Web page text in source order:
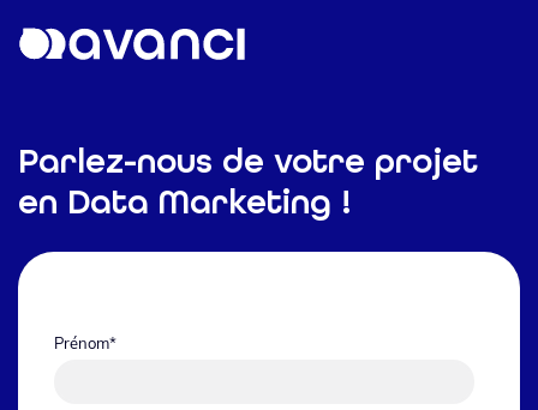
Parlez-nous de votre projet
en Data Marketing !
Prénom*